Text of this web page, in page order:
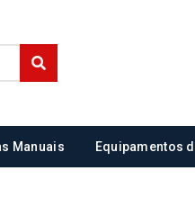
Manuais Equipamentos